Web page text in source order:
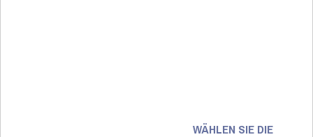
WÄHLEN SIE DIE